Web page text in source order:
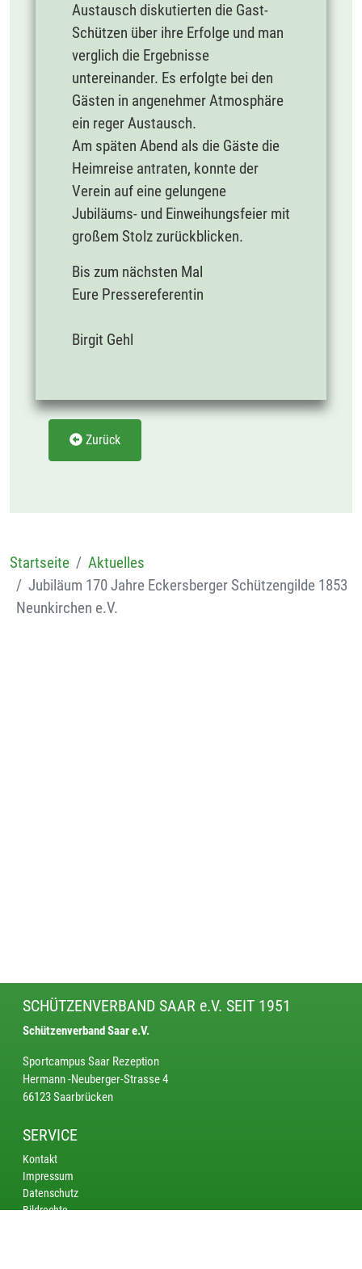
Austausch diskutierten die Gast-
Schützen über ihre Erfolge und man
verglich die Ergebnisse
untereinander. Es erfolgte bei den
Gästen in angenehmer Atmosphäre
ein reger Austausch.
Am späten Abend als die Gäste die
Heimreise antraten, konnte der
Verein auf eine gelungene
Jubiläums- und Einweihungsfeier mit
großem Stolz zurückblicken.
Bis zum nächsten Mal
Eure Pressereferentin
Birgit Gehl
Zurück
Startseite
Aktuelles
Jubiläum 170 Jahre Eckersberger Schützengilde 1853
Neunkirchen e.V.
SCHÜTZENVERBAND SAAR e.V. SEIT 1951
Schützenverband Saar e.V.
Sportcampus Saar Rezeption
Hermann -Neuberger-Strasse 4
66123 Saarbrücken
SERVICE
Kontakt
Impressum
Datenschutz
Bildrechte